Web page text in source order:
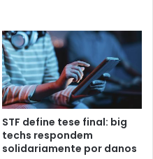
STF define tese final: big
techs respondem
solidariamente por danos